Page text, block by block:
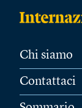
Chi siamo
Contattaci